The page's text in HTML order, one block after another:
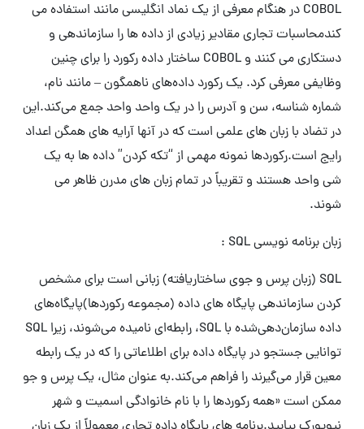
COBOL در هنگام معرفی از یک نماد انگلیسی مانند استفاده می
کندمحاسبات تجاری مقادیر زیادی از داده ها را سازماندهی و
دستکاری می کنند و COBOL ساختار داده رکورد را برای چنین
وظایفی معرفی کرد. یک رکورد داده‌های ناهمگون – مانند نام،
شماره شناسه، سن و آدرس را در یک واحد واحد جمع می‌کند.این
در تضاد با زبان های علمی است که در آنها آرایه های همگن اعداد
رایج است.رکوردها نمونه مهمی از “تکه کردن” داده ها به یک
شی واحد هستند و تقریباً در تمام زبان های مدرن ظاهر می
شوند.
زبان برنامه نویسی SQL :
SQL (زبان پرس و جوی ساختاریافته) زبانی است برای مشخص
کردن سازماندهی پایگاه های داده (مجموعه رکوردها)پایگاه‌های
داده سازمان‌دهی‌شده با SQL، رابطه‌ای نامیده می‌شوند، زیرا SQL
توانایی جستجو در پایگاه داده برای اطلاعاتی را که در یک رابطه
معین قرار می‌گیرند را فراهم می‌کند.به عنوان مثال، یک پرس و جو
ممکن است «همه رکوردها را با نام خانوادگی اسمیت و شهر